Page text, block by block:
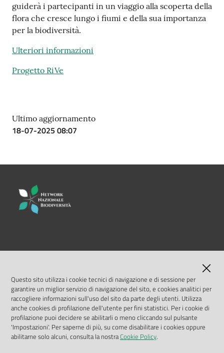
Monitoraggio
SNB2030
Scrivici
Seguici
su
guiderà i partecipanti in un viaggio alla scoperta della
flora che cresce lungo i fiumi e della sua importanza
per la biodiversità.
Ulteriori informazioni
Progetto RiVe
Ultimo aggiornamento
18-07-2025 08:07
LINK UTILI
MASE
ISPRA
Geoportale Nazionale
Biocase
Questo sito utilizza i cookie tecnici di navigazione e di sessione per
garantire un miglior servizio di navigazione del sito, e cookies analitici per
raccogliere informazioni sull'uso del sito da parte degli utenti. Utilizza
anche cookies di profilazione dell'utente per fini statistici. Per i cookie di
profilazione puoi decidere se abilitarli o meno cliccando sul pulsante
'Impostazioni'. Per saperne di più, su come disabilitare i cookies oppure
abilitarne solo alcuni, consulta la nostraCookie Policy.